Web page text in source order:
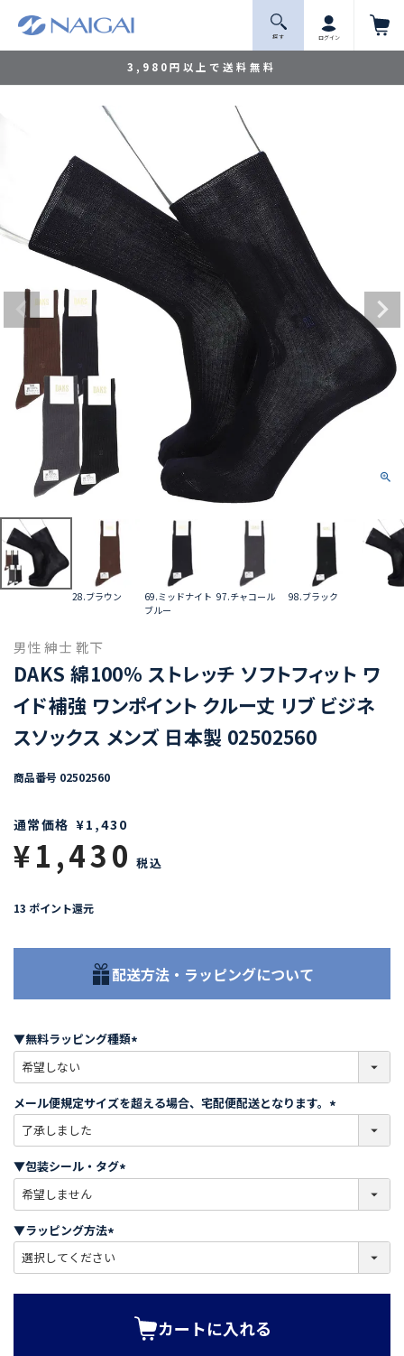
3,980円以上で送料無料
探 す ログイン
28.ブラウン
69.ミッドナイト
ブルー
97.チャコール 98.ブラック
男性 紳士 靴下
DAKS 綿100％ ストレッチ ソフトフィット ワ
イド補強 ワンポイント クルー丈 リブ ビジネ
スソックス メンズ 日本製 02502560
商品番号 02502560
通常価格 ¥1,430
¥1,430 税込
13 ポイント還元
配送方法・ラッピングについて
▼無料ラッピング種類
必
須
)
メール便規定サイズを超える場合、宅配便配送となります。
必
)
▼包装シール・タグ
必
)
▼ラッピング方法
必
カートに入れる